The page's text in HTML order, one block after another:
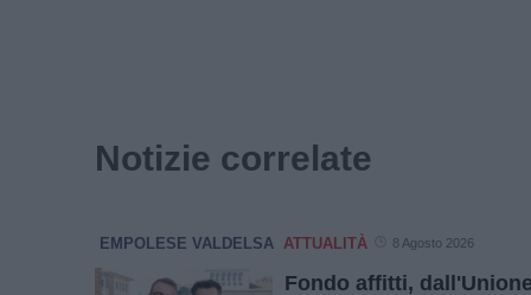
Notizie correlate
EMPOLESE VALDELSA ATTUALITÀ 8 Agosto 2026
Fondo affitti,